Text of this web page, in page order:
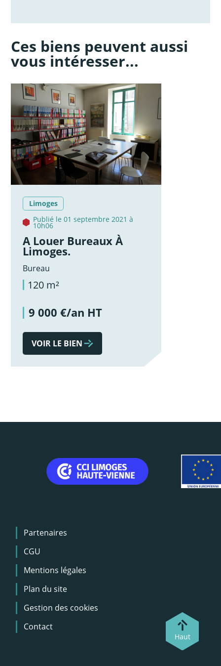
Ces biens peuvent aussi
vous intéresser...
Limoges
Publié le 01 septembre 2021 à
10h06
A Louer Bureaux À
Limoges.
Bureau
120 m²
9 000 €/an HT
VOIR LE BIEN
Menu
Pied
de
page
Partenaires
CGU
Mentions légales
Plan du site
Gestion des cookies
Contact
Haut